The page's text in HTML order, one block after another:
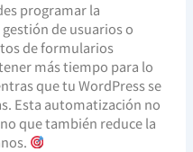
programar la
de usuarios o
de formularios
más tiempo para lo
que tu WordPress se
Esta automatización no
que también reduce la